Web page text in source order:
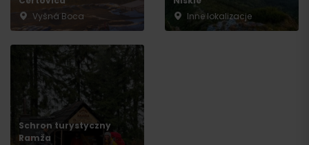
Vyšná Boca
Inne lokalizacje
Schron turystyczny
Ramža
Wyjazd